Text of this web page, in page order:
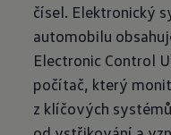
čísel. Elektronický
automobilu
Electronic Control
počítač, který
z klíčových